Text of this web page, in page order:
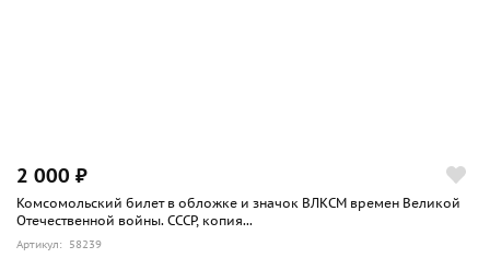
2 000 ₽
Комсомольский билет в обложке и значок ВЛКСМ времен Великой
Отечественной войны. СССР, копия...
Артикул: 58239